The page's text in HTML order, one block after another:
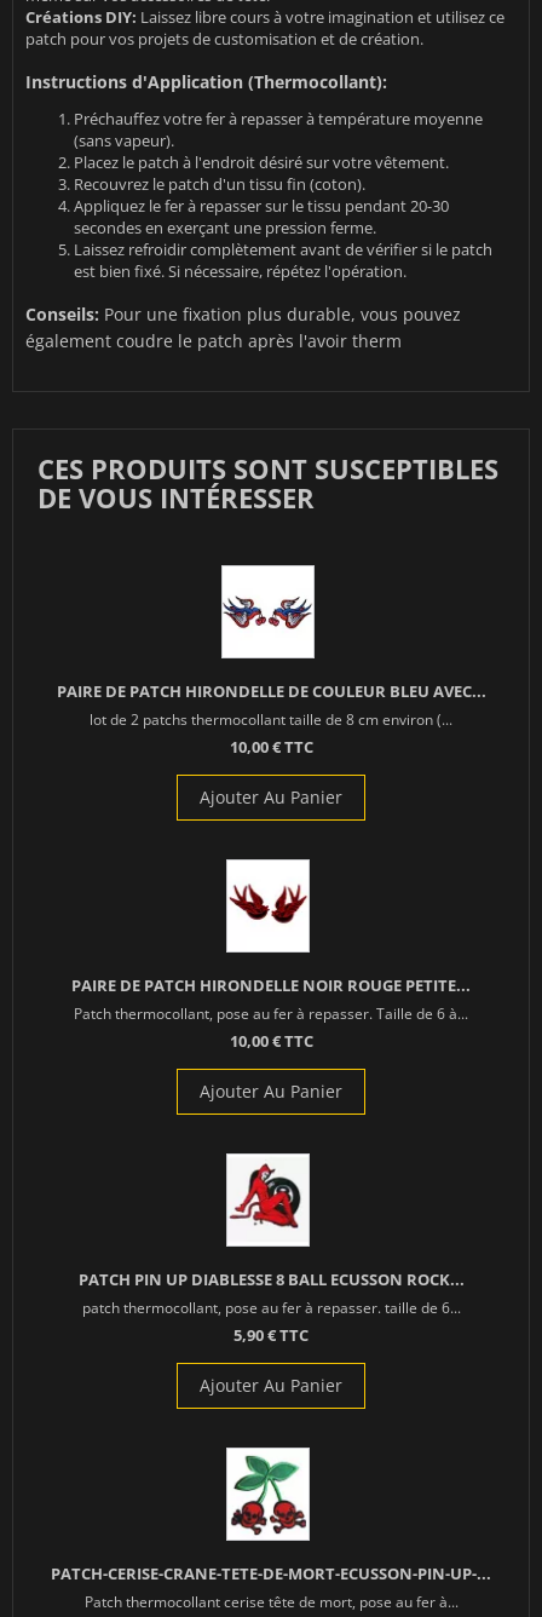
Créations DIY: Laissez libre cours à votre imagination et utilisez ce
patch pour vos projets de customisation et de création.
Instructions d'Application (Thermocollant):
Préchauffez votre fer à repasser à température moyenne
(sans vapeur).
Placez le patch à l'endroit désiré sur votre vêtement.
Recouvrez le patch d'un tissu fin (coton).
Appliquez le fer à repasser sur le tissu pendant 20-30
secondes en exerçant une pression ferme.
Laissez refroidir complètement avant de vérifier si le patch
est bien fixé. Si nécessaire, répétez l'opération.
Conseils: Pour une fixation plus durable, vous pouvez
également coudre le patch après l'avoir therm
CES PRODUITS SONT SUSCEPTIBLES
DE VOUS INTÉRESSER
PAIRE DE PATCH HIRONDELLE DE COULEUR BLEU AVEC...
lot de 2 patchs thermocollant taille de 8 cm environ (...
10,00 € TTC
Ajouter Au Panier
PAIRE DE PATCH HIRONDELLE NOIR ROUGE PETITE...
Patch thermocollant, pose au fer à repasser. Taille de 6 à...
10,00 € TTC
Ajouter Au Panier
PATCH PIN UP DIABLESSE 8 BALL ECUSSON ROCK...
patch thermocollant, pose au fer à repasser. taille de 6...
5,90 € TTC
Ajouter Au Panier
PATCH-CERISE-CRANE-TETE-DE-MORT-ECUSSON-PIN-UP-...
Patch thermocollant cerise tête de mort, pose au fer à...